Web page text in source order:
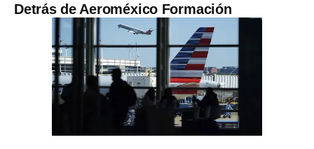
Detrás de Aeroméxico Formación